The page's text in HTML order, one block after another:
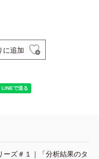
に追加
ズ＃１｜「分析結果のタ